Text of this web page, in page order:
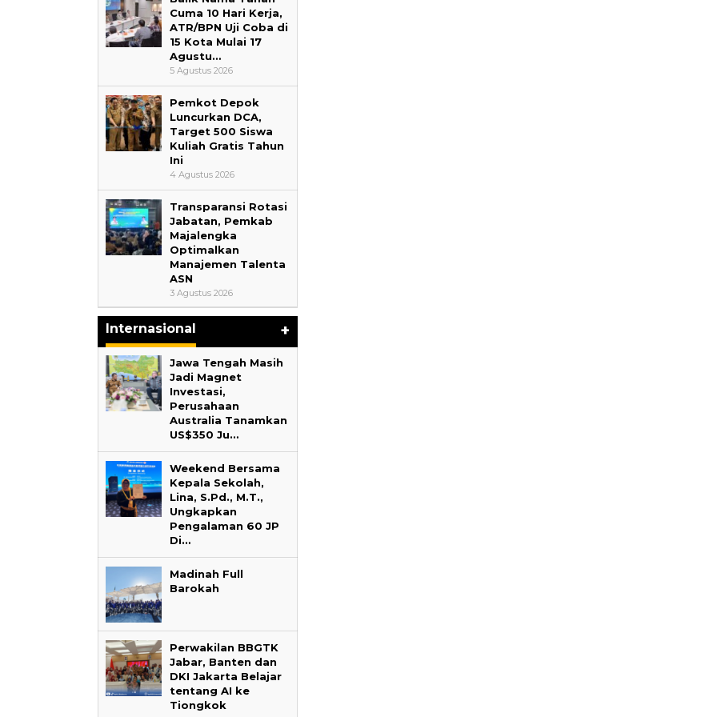
Cuma 10 Hari Kerja,
ATR/BPN Uji Coba di
15 Kota Mulai 17
Agustu…
5 Agustus 2026
Pemkot Depok
Luncurkan DCA,
Target 500 Siswa
Kuliah Gratis Tahun
Ini
4 Agustus 2026
Transparansi Rotasi
Jabatan, Pemkab
Majalengka
Optimalkan
Manajemen Talenta
ASN
3 Agustus 2026
Internasional +
Jawa Tengah Masih
Jadi Magnet
Investasi,
Perusahaan
Australia Tanamkan
US$350 Ju…
Weekend Bersama
Kepala Sekolah,
Lina, S.Pd., M.T.,
Ungkapkan
Pengalaman 60 JP
Di…
Madinah Full
Barokah
Perwakilan BBGTK
Jabar, Banten dan
DKI Jakarta Belajar
tentang AI ke
Tiongkok
Republik Rakyat Tiongko…
Di Akademia, Liputan Khusus
‎Bupati Tekankan Penguatan